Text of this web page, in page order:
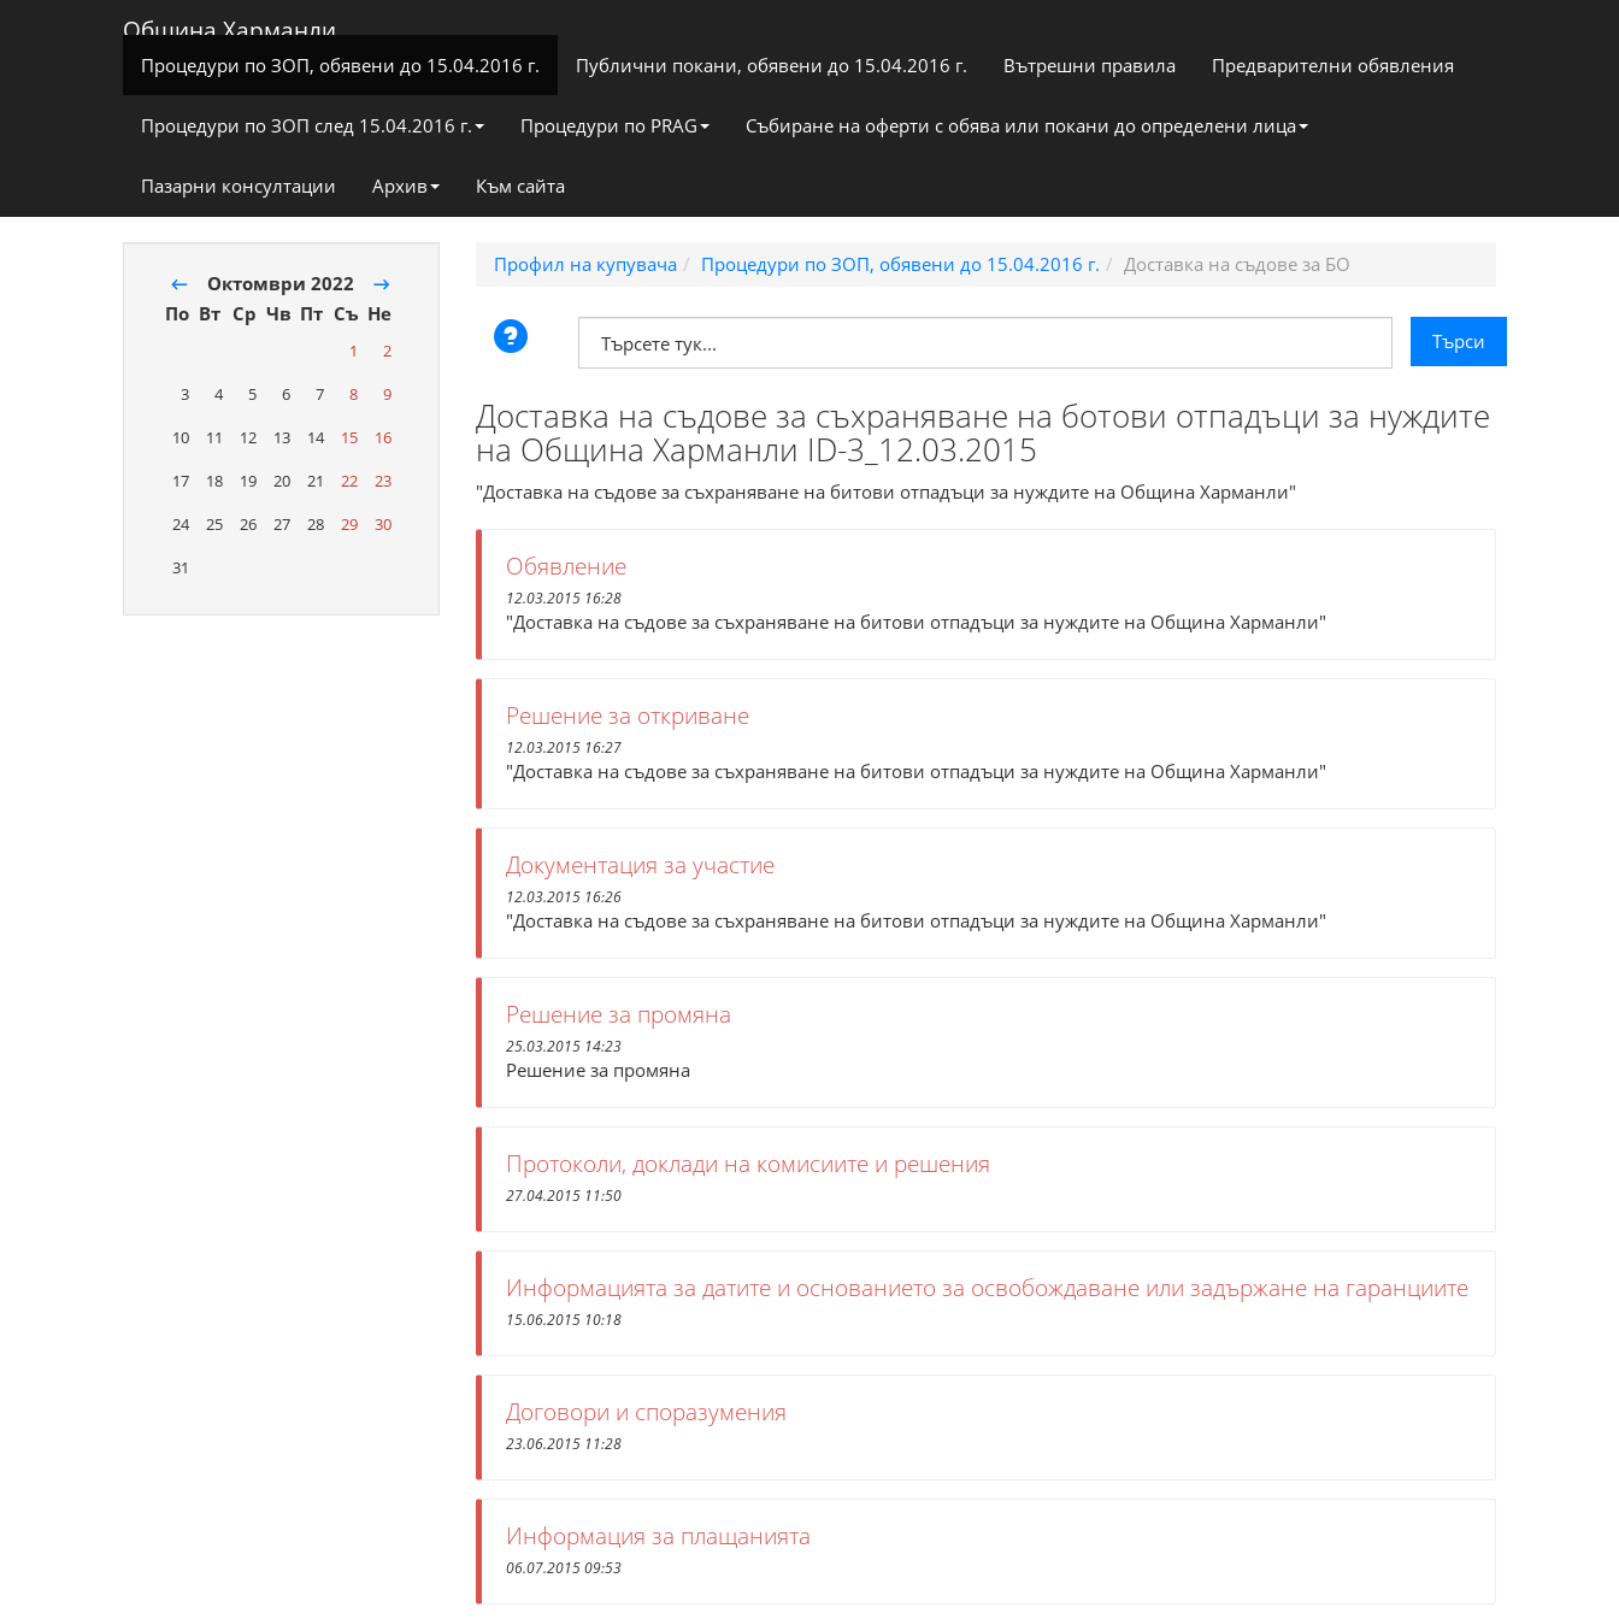
Община Харманли
Процедури по ЗОП, обявени до 15.04.2016 г. Публични покани, обявени до 15.04.2016 г. Вътрешни правила Предварителни обявления
Процедури по ЗОП след 15.04.2016 г. Процедури по PRAG Събиране на оферти с обява или покани до определени лица
Пазарни консултации Архив Към сайта
← Октомври 2022
→
По Вт Ср Чв Пт Съ Не
1
2
3
4 5 6 7 8
9
10
11 12 13 14 15
16
17
18 19 20 21 22
23
24
25 26 27 28 29
30
31
Профил на купувача Процедури по ЗОП, обявени до 15.04.2016 г. Доставка на съдове за БО
Доставка на съдове за съхраняване на ботови отпадъци за нуждите
на Община Харманли ID-3_12.03.2015
"Доставка на съдове за съхраняване на битови отпадъци за нуждите на Община Харманли"
Обявление
12.03.2015 16:28
"Доставка на съдове за съхраняване на битови отпадъци за нуждите на Община Харманли"
Решение за откриване
12.03.2015 16:27
"Доставка на съдове за съхраняване на битови отпадъци за нуждите на Община Харманли"
Документация за участие
12.03.2015 16:26
"Доставка на съдове за съхраняване на битови отпадъци за нуждите на Община Харманли"
Решение за промяна
25.03.2015 14:23
Решение за промяна
Протоколи, доклади на комисиите и решения
27.04.2015 11:50
Информацията за датите и основанието за освобождаване или задържане на гаранциите
15.06.2015 10:18
Договори и споразумения
23.06.2015 11:28
Информация за плащанията
06.07.2015 09:53